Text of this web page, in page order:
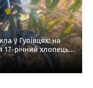
у Гулівцях: на
17-річний хлопець...